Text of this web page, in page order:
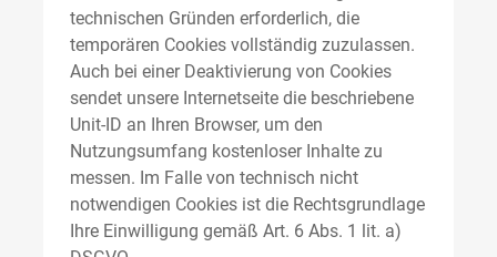
technischen Gründen erforderlich, die
temporären Cookies vollständig zuzulassen.
Auch bei einer Deaktivierung von Cookies
sendet unsere Internetseite die beschriebene
Unit-ID an Ihren Browser, um den
Nutzungsumfang kostenloser Inhalte zu
messen. Im Falle von technisch nicht
notwendigen Cookies ist die Rechtsgrundlage
Ihre Einwilligung gemäß Art. 6 Abs. 1 lit. a)